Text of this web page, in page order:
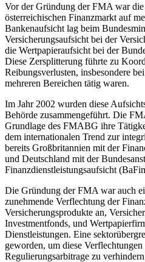
Vor der Gründung der FMA war
österreichischen Finanzmarkt auf
Bankenaufsicht lag beim
Versicherungsaufsicht bei der
die Wertpapieraufsicht bei der
Diese Zersplitterung führte zu
Reibungsverlusten, insbesondere
mehreren Bereichen tätig waren.
Im Jahr 2002 wurden diese
Behörde zusammengeführt. Die
Grundlage des FMABG ihre
dem internationalen Trend zur
bereits Großbritannien mit der
und Deutschland mit der
Finanzdienstleistungsaufsicht
Die Gründung der FMA war auch
zunehmende Verflechtung der
Versicherungsprodukte an,
Investmentfonds, und
Dienstleistungen. Eine
geworden, um diese Verflechtungen
Regulierungsarbitrage zu